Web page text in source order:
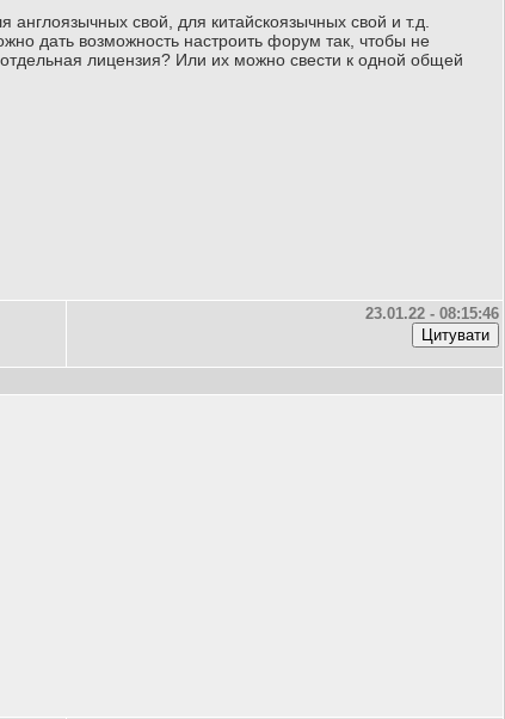
свой, для китайскоязычных свой и т.д.
дать возможность настроить форум так, чтобы не
лицензия? Или их можно свести к одной общей
23.01.22 - 08:15:46